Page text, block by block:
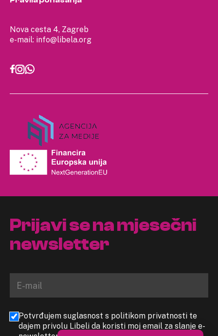
Nova cesta 4, Zagreb
e-mail: info@libela.org
Prijavi se na mjesečni
newsletter
Potvrđujem suglasnost s politikom privatnosti te
dajem privolu Libeli da koristi moj email za slanje e-